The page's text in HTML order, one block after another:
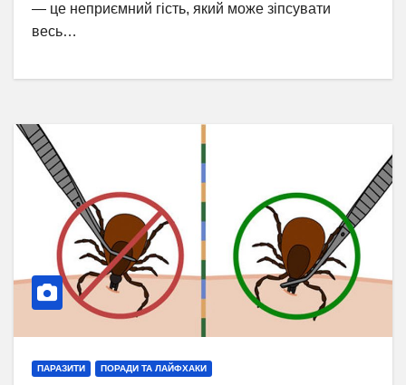
— це неприємний гість, який може зіпсувати
весь…
ПАРАЗИТИ ПОРАДИ ТА ЛАЙФХАКИ